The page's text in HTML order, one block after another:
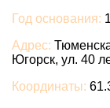
Год основания:
Адрес:
Югорск, ул. 40
Координаты: